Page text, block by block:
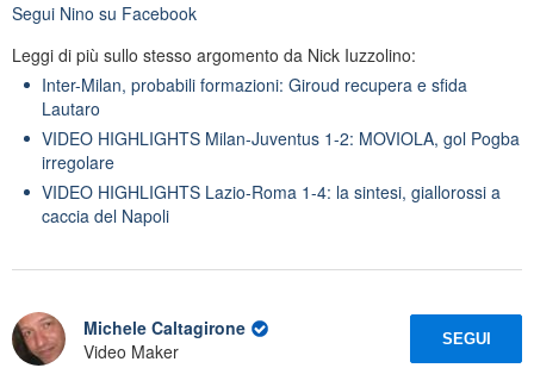
Segui Nino su Facebook
Leggi di più sullo stesso argomento da Nick Iuzzolino:
Inter-Milan, probabili formazioni: Giroud recupera e sfida
Lautaro
VIDEO HIGHLIGHTS Milan-Juventus 1-2: MOVIOLA, gol Pogba
irregolare
VIDEO HIGHLIGHTS Lazio-Roma 1-4: la sintesi, giallorossi a
caccia del Napoli
Michele Caltagirone
Video Maker
SEGUI